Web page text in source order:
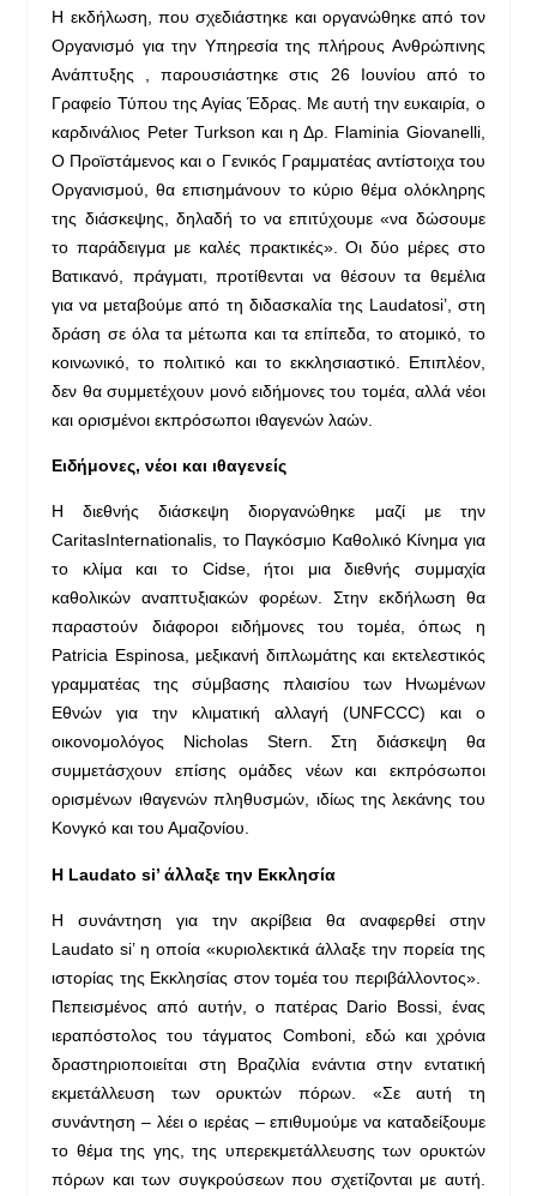
Η εκδήλωση, που σχεδιάστηκε και οργανώθηκε από τον
Οργανισμό για την Υπηρεσία της πλήρους Ανθρώπινης
Ανάπτυξης , παρουσιάστηκε στις 26 Ιουνίου από το
Γραφείο Τύπου της Αγίας Έδρας. Με αυτή την ευκαιρία, ο
καρδινάλιος Peter Turkson και η Δρ. Flaminia Giovanelli,
Ο Προϊστάμενος και ο Γενικός Γραμματέας αντίστοιχα του
Οργανισμού, θα επισημάνουν το κύριο θέμα ολόκληρης
της διάσκεψης, δηλαδή το να επιτύχουμε «να δώσουμε
το παράδειγμα με καλές πρακτικές». Οι δύο μέρες στο
Βατικανό, πράγματι, προτίθενται να θέσουν τα θεμέλια
για να μεταβούμε από τη διδασκαλία της Laudatosi’, στη
δράση σε όλα τα μέτωπα και τα επίπεδα, το ατομικό, το
κοινωνικό, το πολιτικό και το εκκλησιαστικό. Επιπλέον,
δεν θα συμμετέχουν μονό ειδήμονες του τομέα, αλλά νέοι
και ορισμένοι εκπρόσωποι ιθαγενών λαών.
Ειδήμονες,νέοι και ιθαγενείς
Η διεθνής διάσκεψη διοργανώθηκε μαζί με την
CaritasInternationalis, το Παγκόσμιο Καθολικό Κίνημα για
το κλίμα και το Cidse, ήτοι μια διεθνής συμμαχία
καθολικών αναπτυξιακών φορέων. Στην εκδήλωση θα
παραστούν διάφοροι ειδήμονες του τομέα, όπως η
Patricia Espinosa, μεξικανή διπλωμάτης και εκτελεστικός
γραμματέας της σύμβασης πλαισίου των Ηνωμένων
Εθνών για την κλιματική αλλαγή (UNFCCC) και ο
οικονομολόγος Nicholas Stern. Στη διάσκεψη θα
συμμετάσχουν επίσης ομάδες νέων και εκπρόσωποι
ορισμένων ιθαγενών πληθυσμών, ιδίως της λεκάνης του
Κονγκό και του Αμαζονίου.
Η Laudatosi’ άλλαξε την Εκκλησία
Η συνάντηση για την ακρίβεια θα αναφερθεί στην
Laudato si’ η οποία «κυριολεκτικά άλλαξε την πορεία της
ιστορίας της Εκκλησίας στον τομέα του περιβάλλοντος».
Πεπεισμένος από αυτήν, ο πατέρας Dario Bossi, ένας
ιεραπόστολος του τάγματος Comboni, εδώ και χρόνια
δραστηριοποιείται στη Βραζιλία ενάντια στην εντατική
εκμετάλλευση των ορυκτών πόρων. «Σε αυτή τη
συνάντηση – λέει ο ιερέας – επιθυμούμε να καταδείξουμε
το θέμα της γης, της υπερεκμετάλλευσης των ορυκτών
πόρων και των συγκρούσεων που σχετίζονται με αυτή.